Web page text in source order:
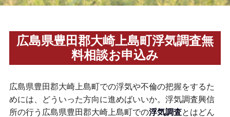
広島県豊田郡大崎上島町浮気調査無
料相談お申込み
広島県豊田郡大崎上島町での浮気や不倫の把握をするた
めには、どういった方向に進めばいいか。浮気調査興信
所の行う広島県豊田郡大崎上島町での浮気調査とはどん